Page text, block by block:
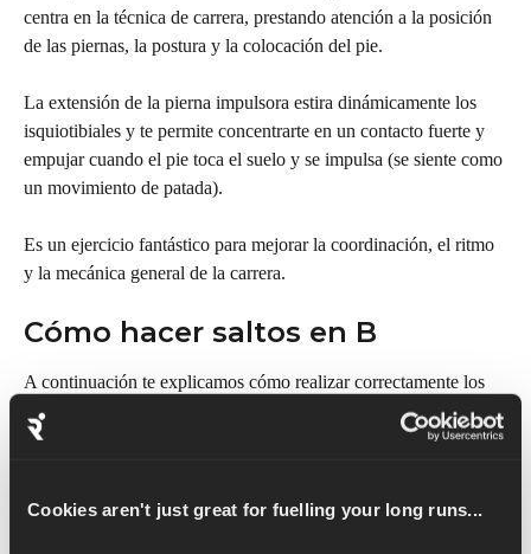
Cookies aren't just great for fuelling your long runs...
centra en la técnica de carrera, prestando atención a la posición
de las piernas, la postura y la colocación del pie.
La extensión de la pierna impulsora estira dinámicamente los
isquiotibiales y te permite concentrarte en un contacto fuerte y
empujar cuando el pie toca el suelo y se impulsa (se siente como
un movimiento de patada).
Es un ejercicio fantástico para mejorar la coordinación, el ritmo
y la mecánica general de la carrera.
Cómo hacer saltos en B
A continuación te explicamos cómo realizar correctamente los
saltos en B:
superior del cuerpo erguida.